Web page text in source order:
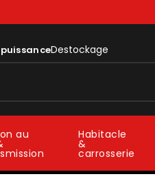
Destockage
au Habitacle
&
carrosserie